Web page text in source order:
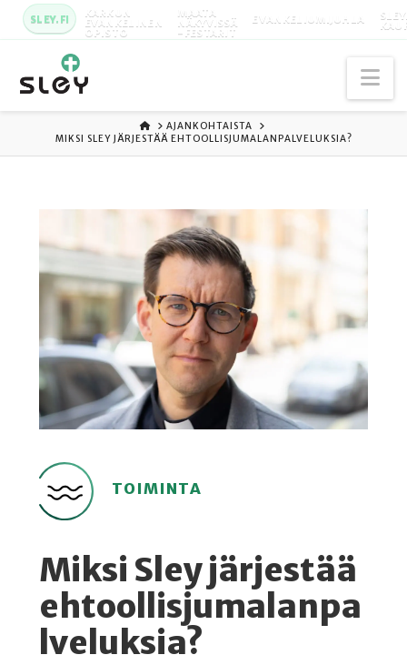
SLEY.FI KARKUN
EVANKELINEN
OPISTO
MAATA
NÄKYVISSÄ
-FESTARIT
EVANKELIUMIJUHLA
ETUSIVU
AJANKOHTAISTA
MIKSI SLEY JÄRJESTÄÄ EHTOOLLISJUMALANPALVELUKSIA?
TOIMINTA
Miksi Sley järjestää
ehtoollisjumalanpa
lveluksia?